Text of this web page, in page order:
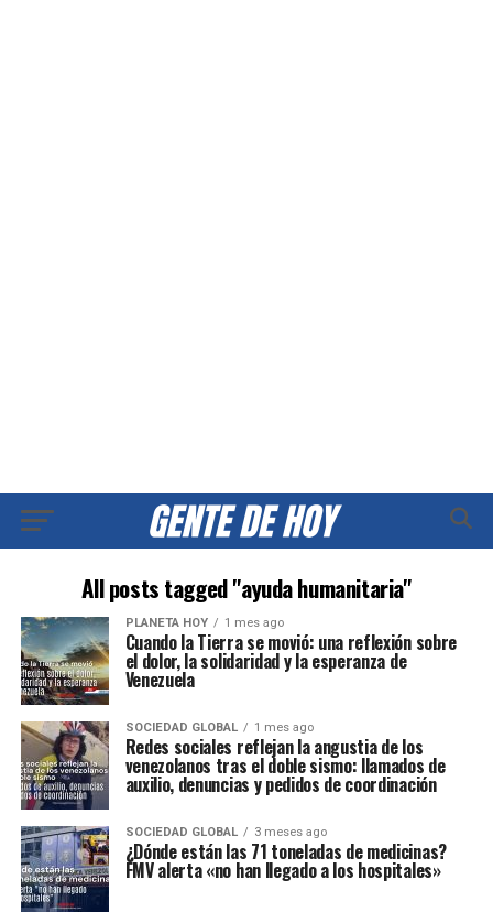
All posts tagged "ayuda humanitaria"
PLANETA HOY 1 mes ago
Cuando la Tierra se movió: una reflexión sobre
el dolor, la solidaridad y la esperanza de
Venezuela
SOCIEDAD GLOBAL 1 mes ago
Redes sociales reflejan la angustia de los
venezolanos tras el doble sismo: llamados de
auxilio, denuncias y pedidos de coordinación
SOCIEDAD GLOBAL 3 meses ago
¿Dónde están las 71 toneladas de medicinas?
FMV alerta «no han llegado a los hospitales»